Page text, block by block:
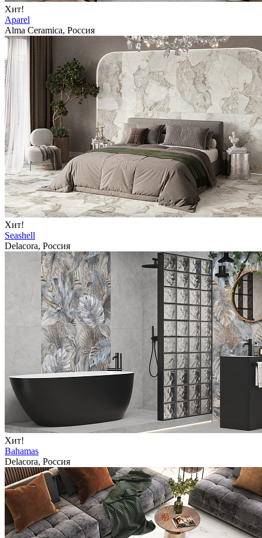
Хит!
Aparel
Alma Ceramica, Россия
Хит!
Seashell
Delacora, Россия
Хит!
Bahamas
Delacora, Россия